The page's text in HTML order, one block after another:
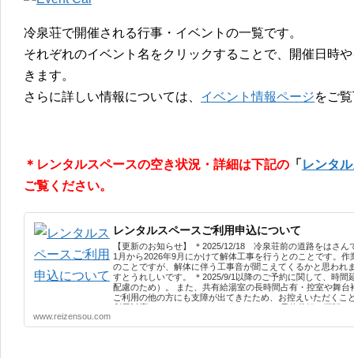
冷泉荘で開催される行事・イベントの一覧です。
それぞれのイベント名をクリックすることで、開催日時
きます。
さらに詳しい情報については、 イベント情報ページをご
＊レンタルスペースの空き状況・詳細は下記の 「 レンタ
ご覧ください。
レンタルスペースご利用申込について
【更新のお知らせ】 ＊2025/12/18 冷泉荘前の道路をはさ
1月から2026年9月にかけて解体工事を行うとのことです。
のことですが、解体に伴う工事音が聞こえてくるかと思われ
すとうれしいです。 ＊2025/9/1以降のご予約に関して、時
配慮のため）。 また、共有給湯室の長時間占有・控室や舞
ご利用の他の方にも支障が出てきたため、お控えいただく
利用対応いたします） レンタルスペースの予約状況は下記
ころは緑で表示されています。 一部区画のみ予約が入ってい
www.reizensou.com